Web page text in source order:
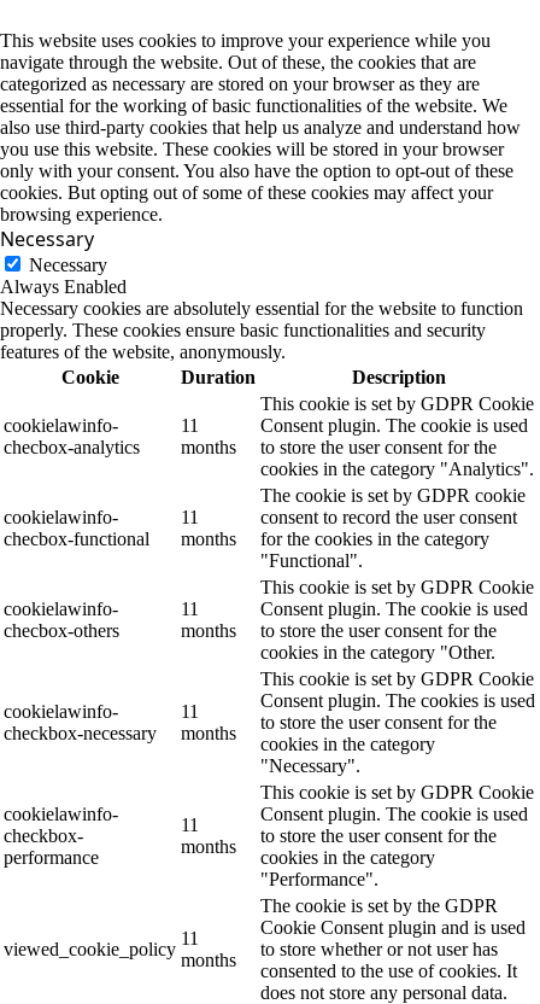
This website uses cookies to improve your experience while you
navigate through the website. Out of these, the cookies that are
categorized as necessary are stored on your browser as they are
essential for the working of basic functionalities of the website. We
also use third-party cookies that help us analyze and understand how
you use this website. These cookies will be stored in your browser
only with your consent. You also have the option to opt-out of these
cookies. But opting out of some of these cookies may affect your
browsing experience.
Necessary
Necessary
Always Enabled
Necessary cookies are absolutely essential for the website to function
properly. These cookies ensure basic functionalities and security
features of the website, anonymously.
Cookie
Duration Description
cookielawinfo-
checbox-analytics
11
months
This cookie is set by GDPR Cookie
Consent plugin. The cookie is used
to store the user consent for the
cookies in the category "Analytics".
cookielawinfo-
checbox-functional
11
months
The cookie is set by GDPR cookie
consent to record the user consent
for the cookies in the category
"Functional".
cookielawinfo-
checbox-others
11
months
This cookie is set by GDPR Cookie
Consent plugin. The cookie is used
to store the user consent for the
cookies in the category "Other.
cookielawinfo-
checkbox-necessary
11
months
This cookie is set by GDPR Cookie
Consent plugin. The cookies is used
to store the user consent for the
cookies in the category
"Necessary".
cookielawinfo-
checkbox-
performance
11
months
This cookie is set by GDPR Cookie
Consent plugin. The cookie is used
to store the user consent for the
cookies in the category
"Performance".
viewed_cookie_policy
11
months
The cookie is set by the GDPR
Cookie Consent plugin and is used
to store whether or not user has
consented to the use of cookies. It
does not store any personal data.